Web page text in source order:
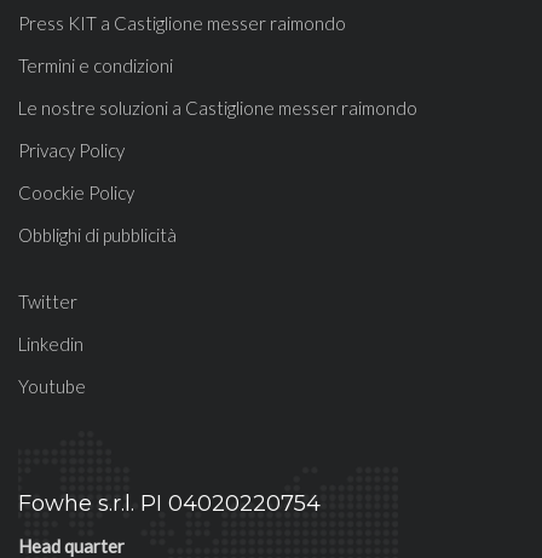
Press KIT a Castiglione messer raimondo
Termini e condizioni
Le nostre soluzioni a Castiglione messer raimondo
Privacy Policy
Coockie Policy
Obblighi di pubblicità
Twitter
Linkedin
Youtube
Fowhe s.r.l. PI 04020220754
Head quarter